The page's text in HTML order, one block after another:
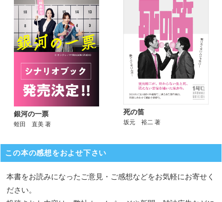
銀河の一票
蛭田 直美 著
死の笛
坂元 裕二 著
この本の感想をおよせ下さい
本書をお読みになったご意見・ご感想などをお気軽にお寄せく
ださい。